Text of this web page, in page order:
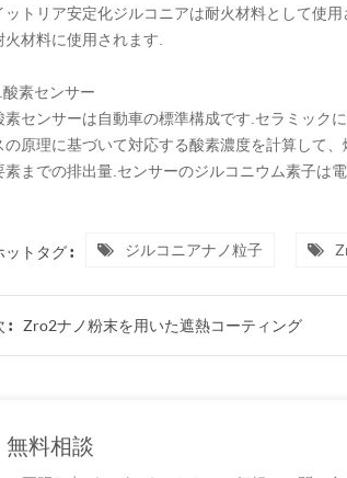
ットリア安定化ジルコニアは耐火材料として使
火材料に使用されます.
酸素センサー
素センサーは自動車の標準構成です.セラミック
の原理に基づいて対応する酸素濃度を計算して
素までの排出量.センサーのジルコニウム素子は
ットタグ : ジルコニアナノ粒子
: Zro2ナノ粉末を用いた遮熱コーティング
無料相談